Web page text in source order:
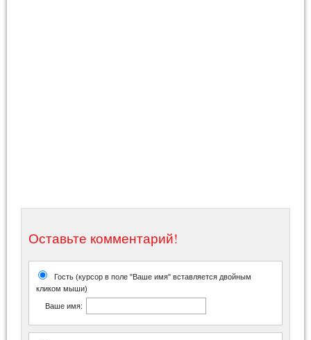
Оставьте комментарий!
Гость (курсор в поле "Ваше имя" вставляется двойным
кликом мыши)
Ваше имя: